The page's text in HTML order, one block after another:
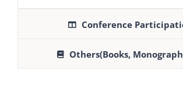
Conference
Others(Books,